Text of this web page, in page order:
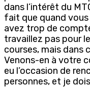
dans l’intérêt du
fait que quand
avez trop de
travaillez pas pour
courses, mais dans
Venons-en à votre
eu l’occasion de
personnes, et je